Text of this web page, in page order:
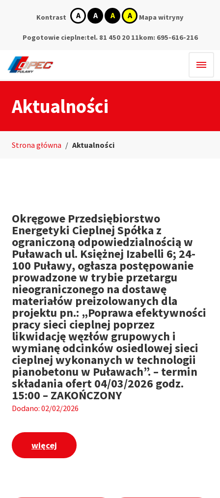
Kontrast
kontrast
domyślny
kontrast
biały
na
kontrast
czarny
na
kontrast
żółty
na
Mapa witryny
Pogotowie cieplne:tel. 81 450 20 11kom: 695-616-216
Aktualności
Strona główna / Aktualności
Okręgowe Przedsiębiorstwo
Energetyki Cieplnej Spółka z
ograniczoną odpowiedzialnością w
Puławach ul. Księżnej Izabelli 6; 24-
100 Puławy, ogłasza postępowanie
prowadzone w trybie przetargu
nieograniczonego na dostawę
materiałów preizolowanych dla
projektu pn.: „Poprawa efektywności
pracy sieci cieplnej poprzez
likwidację węzłów grupowych i
wymianę odcinków osiedlowej sieci
cieplnej wykonanych w technologii
pianobetonu w Puławach”. – termin
składania ofert 04/03/2026 godz.
15:00 – ZAKOŃCZONY
Dodano: 02/02/2026
więcej